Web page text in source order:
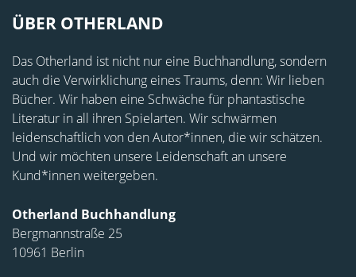
ÜBER OTHERLAND
Das Otherland ist nicht nur eine Buchhandlung, sondern
auch die Verwirklichung eines Traums, denn: Wir lieben
Bücher. Wir haben eine Schwäche für phantastische
Literatur in all ihren Spielarten. Wir schwärmen
leidenschaftlich von den Autor*innen, die wir schätzen.
Und wir möchten unsere Leidenschaft an unsere
Kund*innen weitergeben.
Otherland Buchhandlung
Bergmannstraße 25
10961 Berlin